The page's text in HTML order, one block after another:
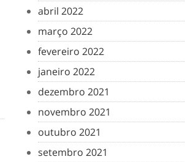
abril 2022
março 2022
fevereiro 2022
janeiro 2022
dezembro 2021
novembro 2021
outubro 2021
setembro 2021